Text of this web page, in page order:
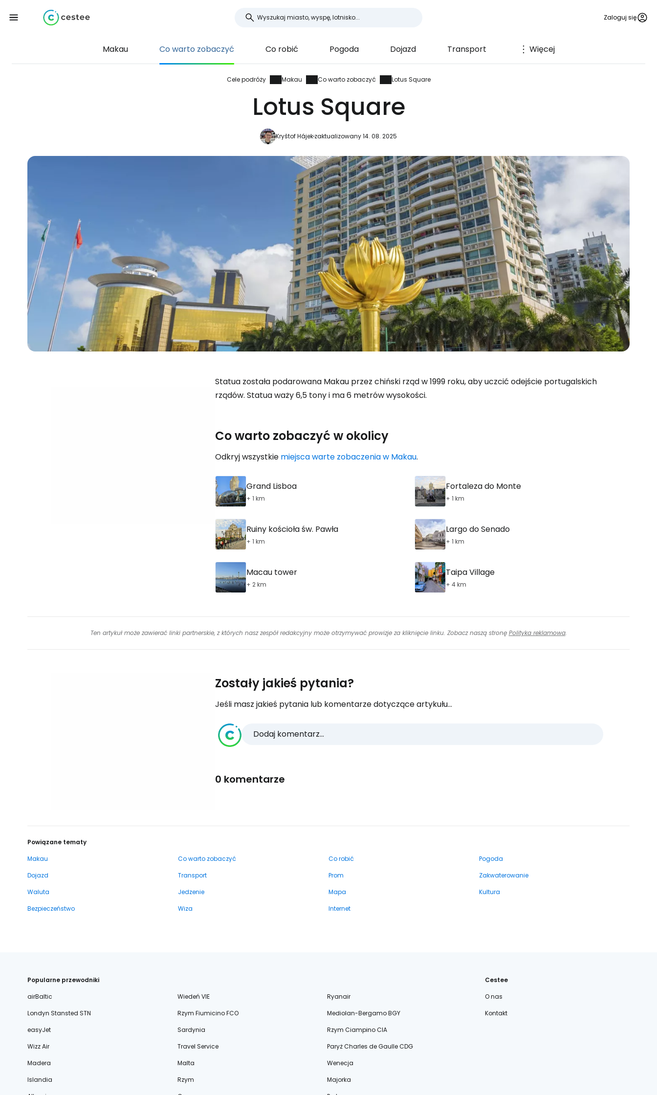
Zaloguj się
Makau Co warto zobaczyć Co robić Pogoda Dojazd Transport Więcej
Cele podróży Makau Co warto zobaczyć Lotus Square
Lotus Square
Kryštof Hájekzaktualizowany 14. 08. 2025
Statua została podarowana Makau przez chiński rząd w 1999 roku, aby uczcić odejście portugalskich
rządów. Statua waży 6,5 tony i ma 6 metrów wysokości.
Co warto zobaczyć w okolicy
Odkryj wszystkie miejsca warte zobaczenia w Makau.
Grand Lisboa
+ 1 km
Fortaleza do Monte
+ 1 km
Ruiny kościoła św. Pawła
+ 1 km
Largo do Senado
+ 1 km
Macau tower
+ 2 km
Taipa Village
+ 4 km
Ten artykuł może zawierać linki partnerskie, z których nasz zespół redakcyjny może otrzymywać prowizje za kliknięcie linku. Zobacz naszą stronę Polityka reklamowa.
Zostały jakieś pytania?
Jeśli masz jakieś pytania lub komentarze dotyczące artykułu...
Dodaj komentarz...
0 komentarze
Powiązane tematy
Makau
Co warto zobaczyć Co robić
Pogoda
Dojazd
Transport Prom
Zakwaterowanie
Waluta
Jedzenie Mapa
Kultura
Bezpieczeństwo
Wiza Internet
Popularne przewodniki
airBaltic
Wiedeń VIE
Ryanair
Londyn Stansted STN
Rzym Fiumicino FCO
Mediolan-Bergamo BGY
easyJet
Sardynia
Rzym Ciampino CIA
Wizz Air
Travel Service
Paryż Charles de Gaulle CDG
Madera
Malta
Wenecja
Islandia
Rzym
Majorka
Cestee
O nas
Kontakt
Zaloguj się do Cestee
... światowej społeczności podróżniczej
Kontynuuj z Facebookiem
Kontynuuj z e-mailem